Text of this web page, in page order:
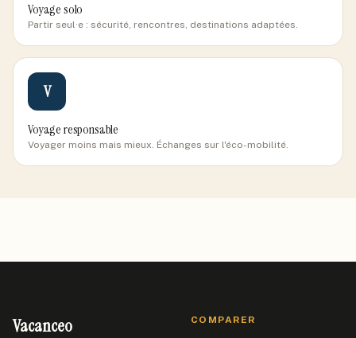
Voyage solo
Partir seul·e : sécurité, rencontres, destinations adaptées.
V
Voyage responsable
Voyager moins mais mieux. Échanges sur l'éco-mobilité.
Vacanceo COMPARER